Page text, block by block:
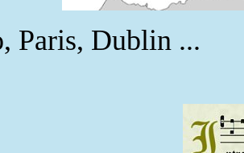
Paris, Dublin ...